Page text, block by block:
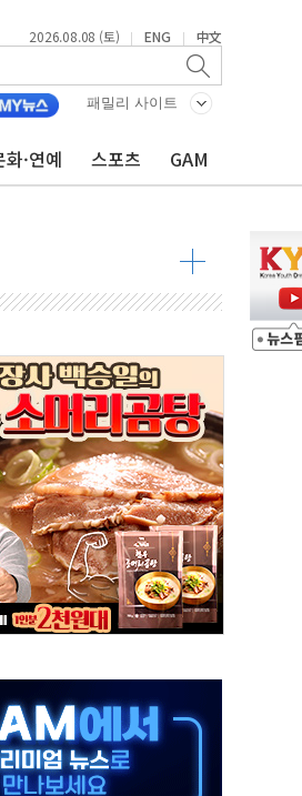
2026.08.08 (토) | ENG | 中文
패밀리 사이트
화·연예 스포츠 GAM
는 나흘 연속 최고치
·웬디스↓